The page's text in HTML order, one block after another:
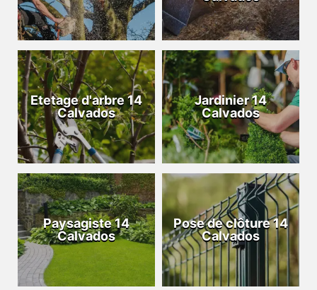
Etetage d'arbre 14
Calvados
Jardinier 14
Calvados
Paysagiste 14
Calvados
Pose de clôture 14
Calvados